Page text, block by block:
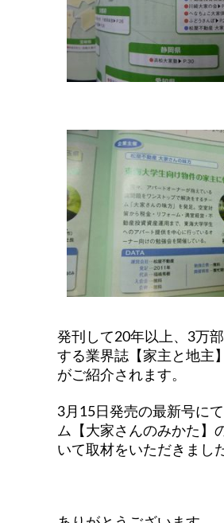
発刊して20年以上、3万
する業界誌【家主と地主
がご紹介されます。
3月15日発売の最新号に
ム【大家さんのみかた】
いて取材をいただきまし